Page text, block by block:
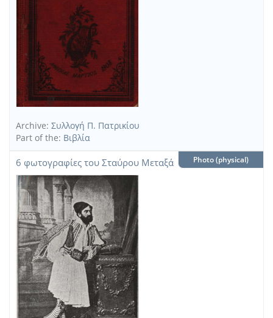
Archive: Συλλογή Π. Πατρικίου
Part of the: Βιβλία
6 φωτογραφίες του Σταύρου Μεταξά Photo (physical)